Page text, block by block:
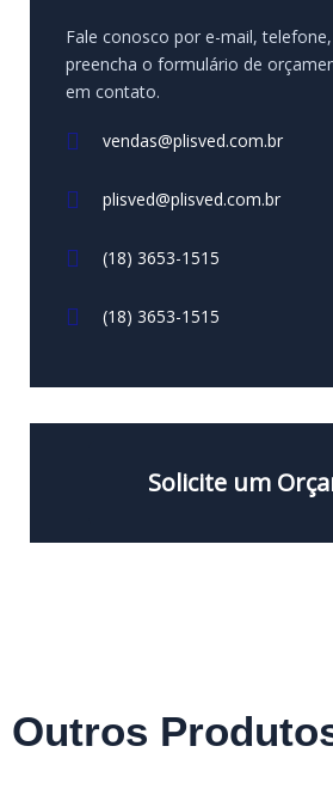
Fale conosco por e-mail,
preencha o formulário de
em contato.
vendas@plisved.com.br
plisved@plisved.com.br
(18) 3653-1515
(18) 3653-1515
Solicite um
Outros